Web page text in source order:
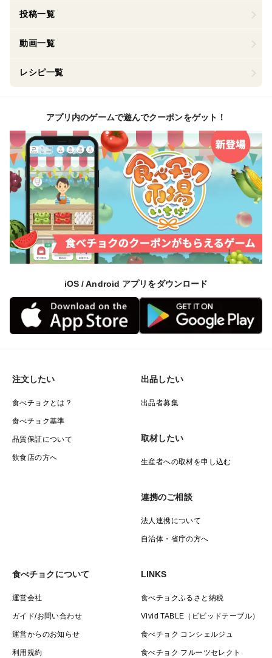
投稿一覧
動画一覧
レシピ一覧
アプリ内のゲームで遊んでクーポンをゲット！
iOS / Android アプリをダウンロード
注文したい
食べチョクとは？
食べチョク基準
品質保証について
飲食店の方へ
出品したい
出品者募集
取材したい
生産者への取材を申し込む
連携のご相談
法人連携について
自治体・省庁の方へ
食べチョクについて
運営会社
ガイド/お問い合わせ
運営からのお知らせ
利用規約
LINKS
食べチョクふるさと納税
Vivid TABLE（ビビッドテーブル）
食べチョク コンシェルジュ
食べチョク フルーツセレクト